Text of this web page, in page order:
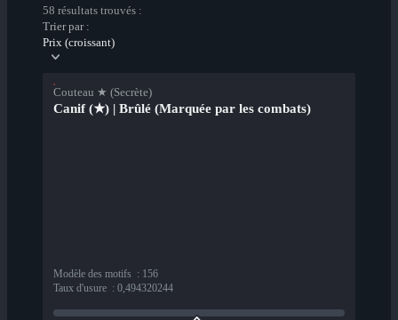
58 résultats trouvés :
Trier par :
Prix (croissant)
Couteau ★ (Secrète)
Canif (★) | Brûlé (Marquée par les combats)
Modèle des motifs : 156
Taux d'usure : 0,494320244